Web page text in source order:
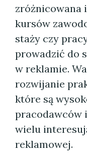
zróżnicowana
kursów
staży czy
prowadzić do
w reklamie.
rozwijanie
które są
pracodawców
wielu
reklamowej.